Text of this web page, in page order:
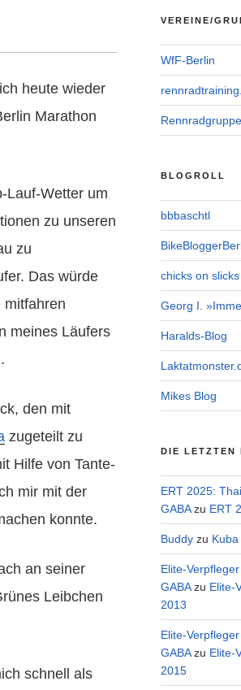
heute wieder
Marathon
Lauf-Wetter um
zu unseren
zu
Das würde
mitfahren
meines Läufers
den mit
zugeteilt zu
Hilfe von Tante-
mir mit der
konnte.
an seiner
Leibchen
schnell als
VEREINE/
WfF-Berlin
Rennradgruppe
BLOGROLL
bbbaschtl
chicks on slicks
Georg I.
Haralds-Blog
Mikes Blog
DIE LETZTEN
ERT 2025:
GABAzu ERT
Buddyzu
Elite-
GABAzu Elite-
2013
Elite-
GABAzu Elite-
2015